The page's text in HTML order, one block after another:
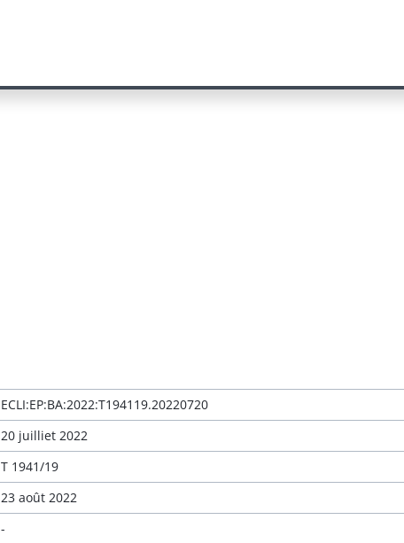
ECLI:EP:BA:2022:T194119.20220720
20 juilliet 2022
T 1941/19
23 août 2022
-